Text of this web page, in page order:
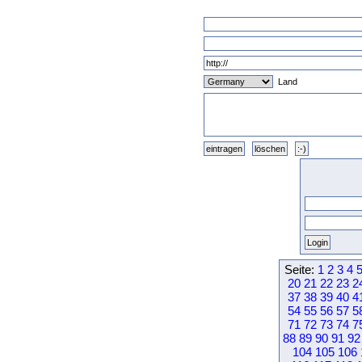
Land
Seite: 1 2 3 4 5
20 21 22 23
37 38 39 40
54 55 56 57
71 72 73 74
88 89 90 91 92
104 105 106